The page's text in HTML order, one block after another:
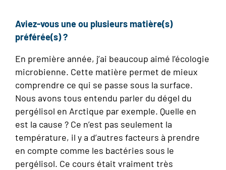
Aviez-vous une ou plusieurs matière(s)
préférée(s) ?
En première année, j’ai beaucoup aimé l’écologie
microbienne. Cette matière permet de mieux
comprendre ce qui se passe sous la surface.
Nous avons tous entendu parler du dégel du
pergélisol en Arctique par exemple. Quelle en
est la cause ? Ce n’est pas seulement la
température, il y a d’autres facteurs à prendre
en compte comme les bactéries sous le
pergélisol. Ce cours était vraiment très